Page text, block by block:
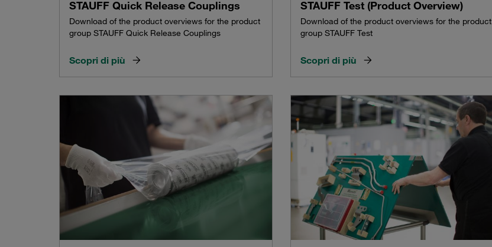
STAUFF Quick Release Couplings
Download of the product overviews for the product
group STAUFF Quick Release Couplings
Scopri di più
STAUFF Test (Product Overview)
Download of the product overviews for the product
group STAUFF Test
Scopri di più